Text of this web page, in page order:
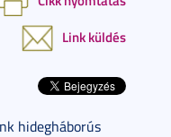
Link küldés
hidegháborús